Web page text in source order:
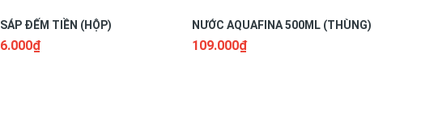
SÁP ĐẾM TIỀN (HỘP)
6.000₫
NƯỚC AQUAFINA 500ML (THÙNG)
109.000₫